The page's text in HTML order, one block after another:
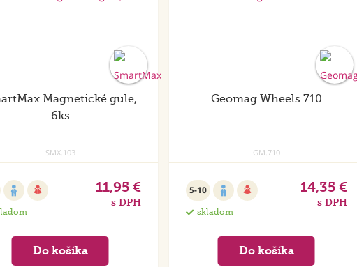
Magnetické gule,
6ks
SMX.103
11,95 €
s DPH
Geomag Wheels 710
GM.710
5-10
skladom
14,35 €
s DPH